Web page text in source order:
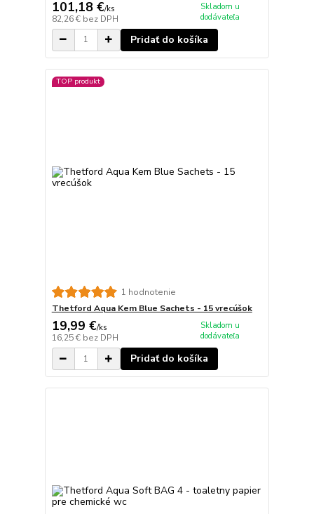
101,18 €/ks
82,26 € bez DPH
Skladom u
dodávateľa
Pridať do košíka
TOP produkt
1 hodnotenie
Thetford Aqua Kem Blue Sachets - 15 vrecúšok
19,99 €/ks
16,25 € bez DPH
Skladom u
dodávateľa
Pridať do košíka